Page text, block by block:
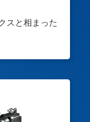
スと相まった